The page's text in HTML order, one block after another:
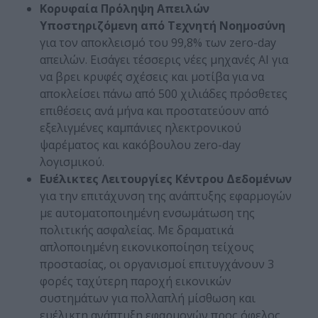
Κορυφαία Πρόληψη Απειλών
Υποστηριζόμενη από Τεχνητή Νοημοσύνη
για τον αποκλεισμό του 99,8% των zero-day
απειλών. Εισάγει τέσσερις νέες μηχανές AI για
να βρει κρυφές σχέσεις και μοτίβα για να
αποκλείσει πάνω από 500 χιλιάδες πρόσθετες
επιθέσεις ανά μήνα και προστατεύουν από
εξελιγμένες καμπάνιες ηλεκτρονικού
ψαρέματος και κακόβουλου zero-day
λογισμικού.
Ευέλικτες Λειτουργίες Κέντρου Δεδομένων
για την επιτάχυνση της ανάπτυξης εφαρμογών
με αυτοματοποιημένη ενσωμάτωση της
πολιτικής ασφαλείας. Με δραματικά
απλοποιημένη εικονικοποίηση τείχους
προστασίας, οι οργανισμοί επιτυγχάνουν 3
φορές ταχύτερη παροχή εικονικών
συστημάτων για πολλαπλή μίσθωση και